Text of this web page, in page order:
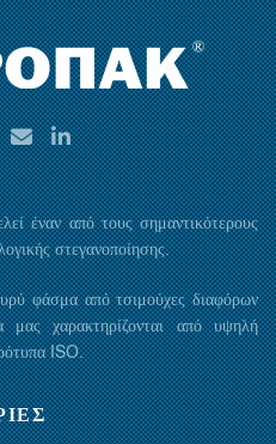
έναν από τους σημαντικότερους
στεγανοποίησης.
φάσμα από τσιμούχες διαφόρων
χαρακτηρίζονται από υψηλή
ISO.